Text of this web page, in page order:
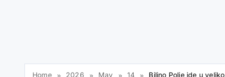
Home 2026 May 14 Bilino Polje ide u